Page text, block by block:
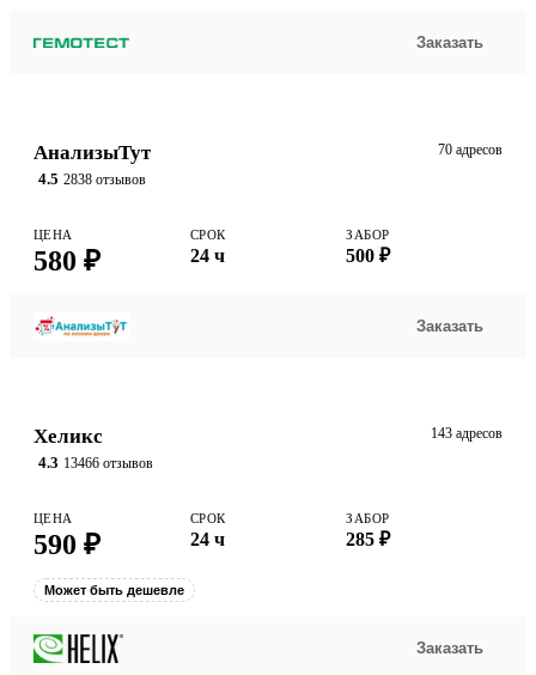
Заказать
АнализыТут
4.5 2838 отзывов
70 адресов
ЦЕНА
580 ₽
СРОК
24 ч
ЗАБОР
500 ₽
Заказать
Хеликс
4.3 13466 отзывов
143 адресов
ЦЕНА
590 ₽
СРОК
24 ч
ЗАБОР
285 ₽
Может быть дешевле
Заказать